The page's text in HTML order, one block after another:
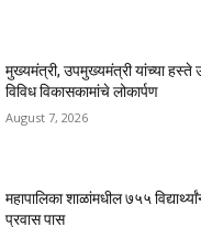
मुख्यमंत्री, उपमुख्यमंत्री यांच्या हस्ते
विविध विकासकामांचे लोकार्पण
August 7, 2026
महापालिका शाळांमधील ७५५
प्रवास पास